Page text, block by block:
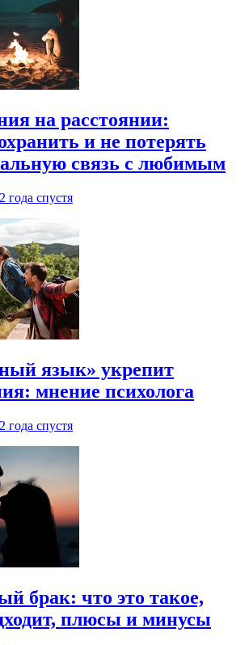
на расстоянии:
и не потерять
связь с любимым
2 года спустя
язык» укрепит
мнение психолога
2 года спустя
брак: что это такое,
плюсы и минусы